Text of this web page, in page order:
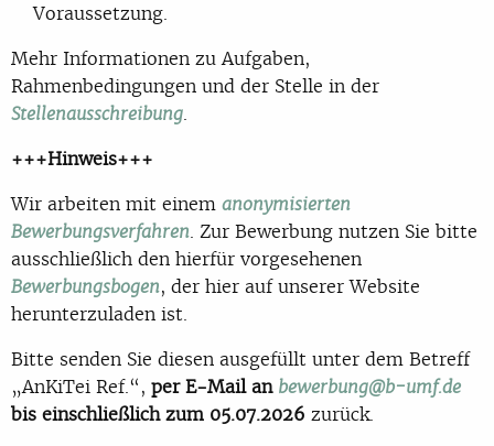
Voraussetzung.
Mehr Informationen zu Aufgaben,
Rahmenbedingungen und der Stelle in der
Stellenausschreibung.
+++Hinweis+++
Wir arbeiten mit einem anonymisierten
Bewerbungsverfahren. Zur Bewerbung nutzen Sie bitte
ausschließlich den hierfür vorgesehenen
Bewerbungsbogen, der hier auf unserer Website
herunterzuladen ist.
Bitte senden Sie diesen ausgefüllt unter dem Betreff
„AnKiTei Ref.“, per E-Mail an bewerbung@b-umf.de
bis einschließlich zum 05.07.2026 zurück.